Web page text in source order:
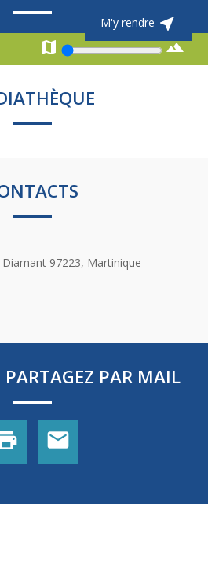
 
M'y rendre 
Diamant 97223, Martinique
PAR MAIL
mail